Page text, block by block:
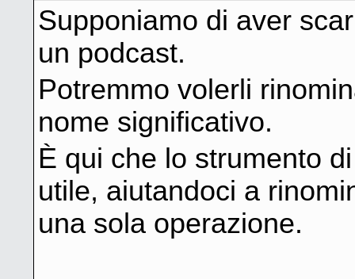
Supponiamo di aver
un podcast.
Potremmo volerli
nome significativo.
È qui che lo strumento
utile, aiutandoci a
una sola operazione.